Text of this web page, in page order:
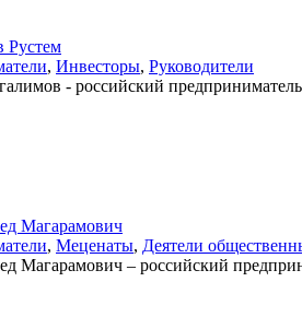
Рустем
, Инвесторы, Руководители
- российский
Магарамович
, Меценаты, Деятели
Магарамович – российский